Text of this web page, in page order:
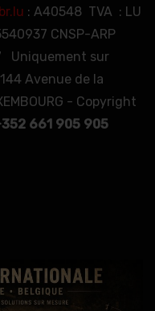
: A40548 TVA : LU
CNSP-ARP
Uniquement sur
Avenue de la
- Copyright
661 905 905